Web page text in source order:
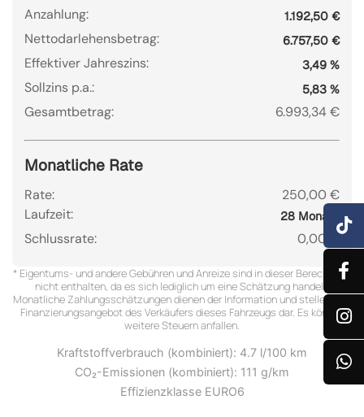
Anzahlung: 1.192,50 €
Nettodarlehensbetrag: 6.757,50 €
Effektiver Jahreszins: 3,49 %
Sollzins p.a.: 5,83 %
Gesamtbetrag: 6.993,34 €
Monatliche Rate
Rate:
250,00 €
Laufzeit:
28 Monate
Schlussrate: 0,00 €
* Eigentums- und andere Gebühren und Anreize sind in dieser Berechnung
nicht enthalten, da es sich lediglich um eine Schätzung handelt.
Monatliche Zahlungsschätzungen dienen der Information und stellen kein
Finanzierungsangebot des Verkäufers dieses Fahrzeugs dar. Es können
weitere Steuern anfallen.
Kraftstoffverbrauch (kombiniert): 4.7 l/100 km
CO₂-Emissionen (kombiniert): 111 g/km
Effizienzklasse EURO6